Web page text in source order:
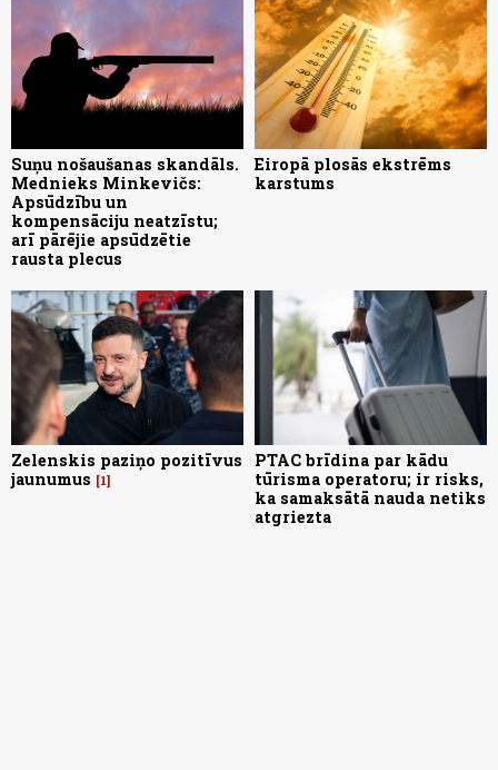
Suņu nošaušanas skandāls.
Mednieks Minkevičs:
Apsūdzību un
kompensāciju neatzīstu;
arī pārējie apsūdzētie
rausta plecus
Eiropā plosās ekstrēms
karstums
Zelenskis paziņo pozitīvus
jaunumus
1
PTAC brīdina par kādu
tūrisma operatoru; ir risks,
ka samaksātā nauda netiks
atgriezta